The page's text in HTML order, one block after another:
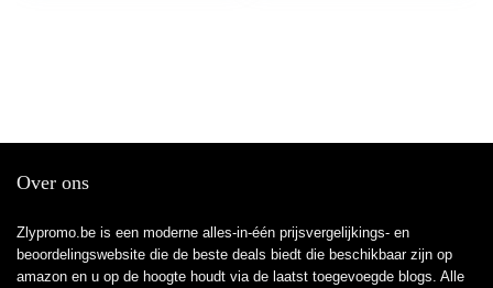
Over ons
Zlypromo.be is een moderne alles-in-één prijsvergelijkings- en
beoordelingswebsite die de beste deals biedt die beschikbaar zijn op
amazon en u op de hoogte houdt via de laatst toegevoegde blogs. Alle